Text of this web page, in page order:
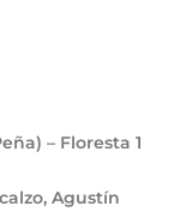
– Floresta 1
Agustín